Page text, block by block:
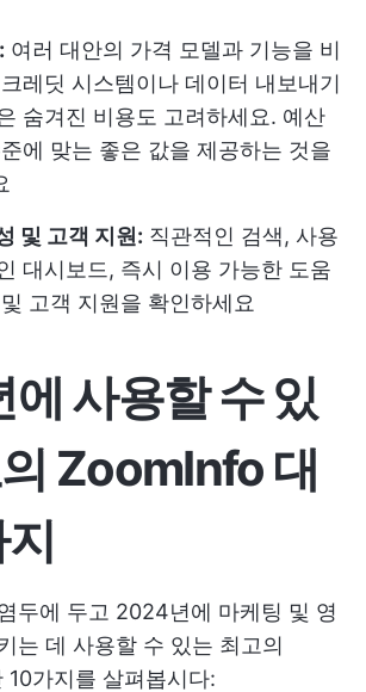
여러 대안의 가격 모델과 기능을 비
레딧 시스템이나 데이터 내보내기
숨겨진 비용도 고려하세요. 예산
에 맞는 좋은 값을 제공하는 것을
및 고객 지원: 직관적인 검색, 사용
대시보드, 즉시 이용 가능한 도움
고객 지원을 확인하세요
사용할 수 있
ZoomInfo 대
두에 두고 2024년에 마케팅 및 영
는 데 사용할 수 있는 최고의
가지를 살펴봅시다: